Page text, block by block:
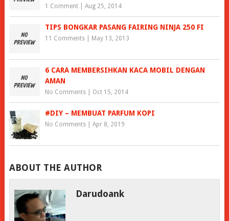
1 Comment| Aug 25, 2014
TIPS BONGKAR PASANG FAIRING NINJA 250 FI
11 Comments| May 13, 2013
6 CARA MEMBERSIHKAN KACA MOBIL DENGAN
AMAN
No Comments| Oct 15, 2014
#DIY – MEMBUAT PARFUM KOPI
No Comments| Apr 8, 2019
ABOUT THE AUTHOR
Darudoank